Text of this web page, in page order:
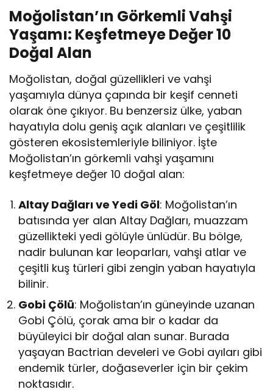
Moğolistan’ın Görkemli Vahşi
Yaşamı: Keşfetmeye Değer 10
Doğal Alan
Moğolistan, doğal güzellikleri ve vahşi
yaşamıyla dünya çapında bir keşif cenneti
olarak öne çıkıyor. Bu benzersiz ülke, yaban
hayatıyla dolu geniş açık alanları ve çeşitlilik
gösteren ekosistemleriyle biliniyor. İşte
Moğolistan’ın görkemli vahşi yaşamını
keşfetmeye değer 10 doğal alan:
Altay Dağları ve Yedi Göl: Moğolistan’ın
batısında yer alan Altay Dağları, muazzam
güzellikteki yedi gölüyle ünlüdür. Bu bölge,
nadir bulunan kar leoparları, vahşi atlar ve
çeşitli kuş türleri gibi zengin yaban hayatıyla
bilinir.
Gobi Çölü: Moğolistan’ın güneyinde uzanan
Gobi Çölü, çorak ama bir o kadar da
büyüleyici bir doğal alan sunar. Burada
yaşayan Bactrian develeri ve Gobi ayıları gibi
endemik türler, doğaseverler için bir çekim
noktasıdır.